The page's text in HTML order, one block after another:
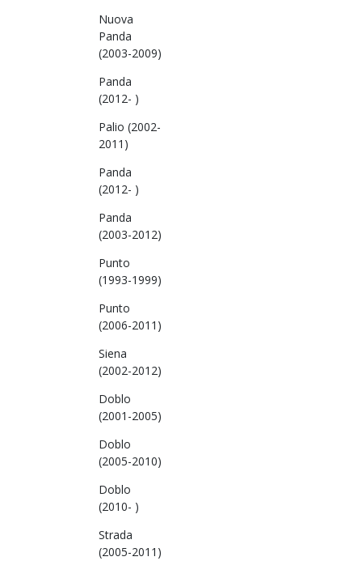
Nuova
Panda
(2003-2009)
Panda
(2012- )
Palio (2002-
2011)
Panda
(2012- )
Panda
(2003-2012)
Punto
(1993-1999)
Punto
(2006-2011)
Siena
(2002-2012)
Doblo
(2001-2005)
Doblo
(2005-2010)
Doblo
(2010- )
Strada
(2005-2011)